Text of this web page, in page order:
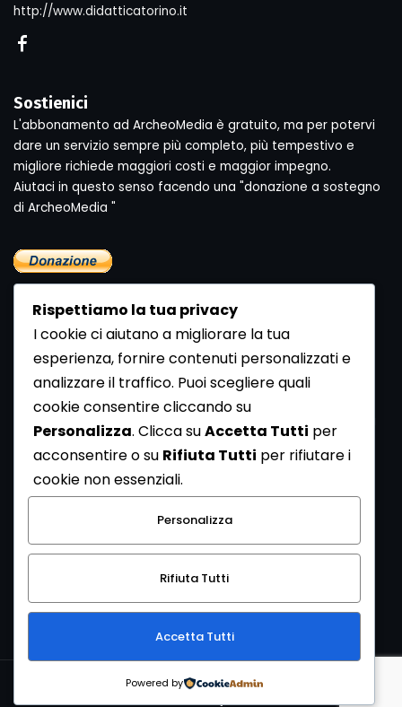
http://www.didatticatorino.it
Sostienici
L'abbonamento ad ArcheoMedia è gratuito, ma per potervi
dare un servizio sempre più completo, più tempestivo e
migliore richiede maggiori costi e maggior impegno.
Aiutaci in questo senso facendo una "donazione a sostegno
di ArcheoMedia "
Newsletter
Se vuoi ricevere la Rivista gratuita di archeologia realizzata
dalla Redazione di ArcheoMedia iscriviti alla nostra
Newsletter [Clicca Qui]
Con l'invio del messaggio l'utente dichiara di aver letto
l’informativa sulla privacy e di acconsentire al trattamento
dei propri dati personali.
Copyright © 1999-2026Mediares S.c.PI 07341730013 - [
Rispettiamo la tua privacy
I cookie ci aiutano a migliorare la tua
esperienza, fornire contenuti personalizzati e
analizzare il traffico. Puoi scegliere quali
cookie consentire cliccando su
Personalizza. Clicca suAccetta Tutti per
acconsentire o su Rifiuta Tutti per rifiutare i
cookie non essenziali.
Personalizza
Rifiuta Tutti
Accetta Tutti
Powered by